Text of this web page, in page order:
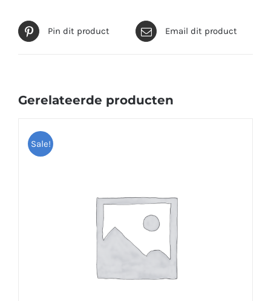
Pin dit product Email dit product
Gerelateerde producten
Sale!